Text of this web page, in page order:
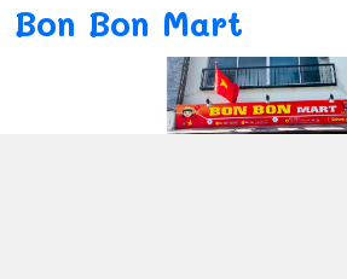
Bon Bon Mart